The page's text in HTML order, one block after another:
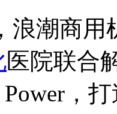
浪潮商用
医院联合
，